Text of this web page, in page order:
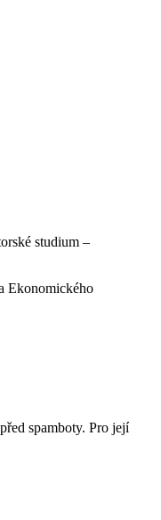
studium –
Ekonomického
spamboty. Pro její